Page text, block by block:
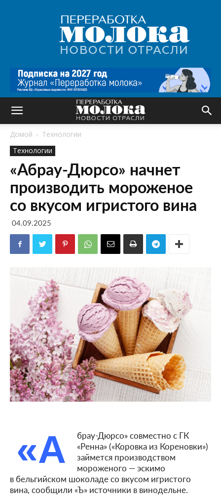
Переработка
молока
|
Новости
Домой
Технологии
Технологии
«Абрау-Дюрсо» начнет
производить мороженое
со вкусом игристого вина
04.09.2025
«А
брау-Дюрсо» совместно с ГК
«Ренна» («Коровка из Кореновки»)
займется производством
мороженого — эскимо
в бельгийском шоколаде со вкусом игристого
вина, сообщили «Ъ» источники в винодельне.